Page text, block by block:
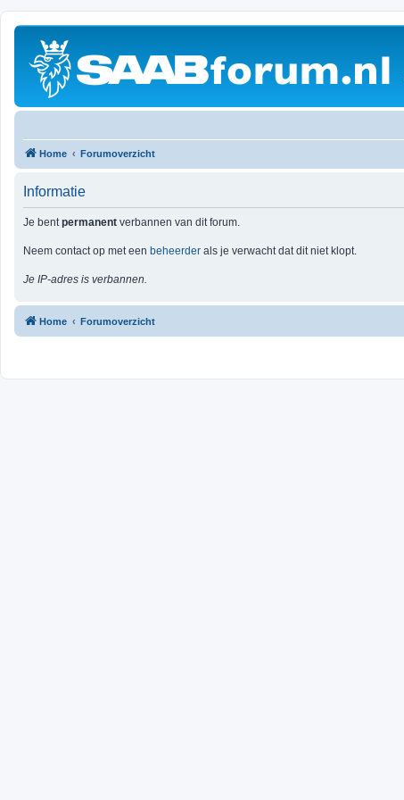
Home Forumoverzicht
Informatie
Je bentpermanent verbannen van dit forum.
Neem contact op met een beheerder als je verwacht dat dit niet klopt.
Je IP-adres is verbannen.
Home Forumoverzicht